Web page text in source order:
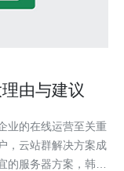
由与建议
业的在线运营至关重
，云站群解决方案成
服务器方案，韩国